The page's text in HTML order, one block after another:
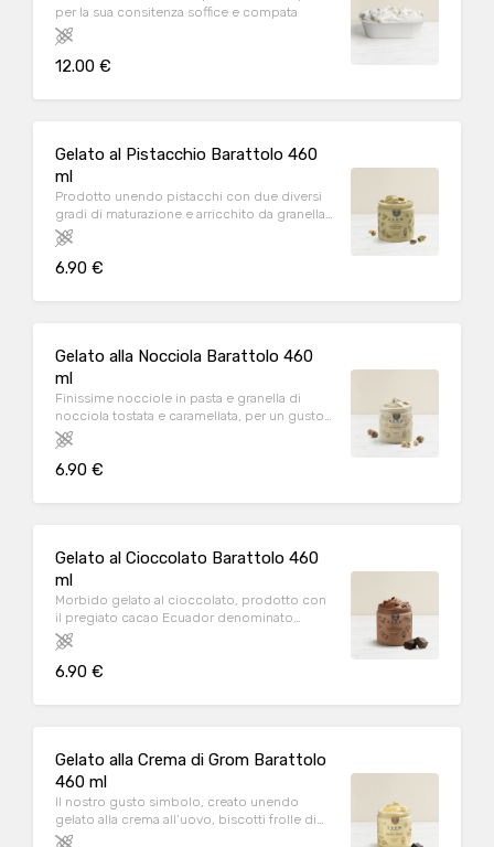
per la sua consitenza soffice e compata
12.00 €
Gelato al Pistacchio Barattolo 460
ml
Prodotto unendo pistacchi con due diversi
gradi di maturazione e arricchito da granella
di pistacchi caramellati, è il gusto più amato
della nostra gelateria
6.90 €
Gelato alla Nocciola Barattolo 460
ml
Finissime nocciole in pasta e granella di
nocciola tostata e caramellata, per un gusto
cremoso e raffinato
6.90 €
Gelato al Cioccolato Barattolo 460
ml
Morbido gelato al cioccolato, prodotto con
il pregiato cacao Ecuador denominato
“National Arriba”
6.90 €
Gelato alla Crema di Grom Barattolo
460 ml
Il nostro gusto simbolo, creato unendo
gelato alla crema all’uovo, biscotti frolle di
Meliga e granella di Cioccolato Fondente